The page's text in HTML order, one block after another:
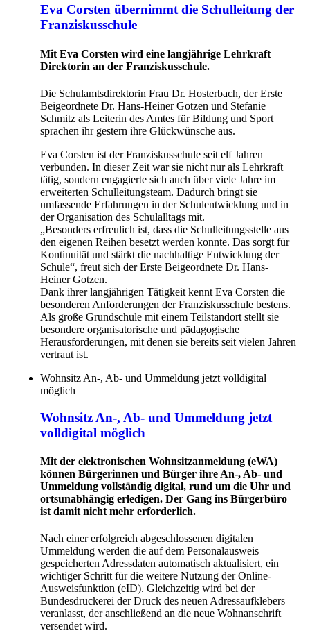
Eva Corsten übernimmt die Schulleitung der
Franziskusschule
Mit Eva Corsten wird eine langjährige Lehrkraft
Direktorin an der Franziskusschule.
Die Schulamtsdirektorin Frau Dr. Hosterbach, der Erste
Beigeordnete Dr. Hans-Heiner Gotzen und Stefanie
Schmitz als Leiterin des Amtes für Bildung und Sport
sprachen ihr gestern ihre Glückwünsche aus.
Eva Corsten ist der Franziskusschule seit elf Jahren
verbunden. In dieser Zeit war sie nicht nur als Lehrkraft
tätig, sondern engagierte sich auch über viele Jahre im
erweiterten Schulleitungsteam. Dadurch bringt sie
umfassende Erfahrungen in der Schulentwicklung und in
der Organisation des Schulalltags mit.
„Besonders erfreulich ist, dass die Schulleitungsstelle aus
den eigenen Reihen besetzt werden konnte. Das sorgt für
Kontinuität und stärkt die nachhaltige Entwicklung der
Schule“, freut sich der Erste Beigeordnete Dr. Hans-
Heiner Gotzen.
Dank ihrer langjährigen Tätigkeit kennt Eva Corsten die
besonderen Anforderungen der Franziskusschule bestens.
Als große Grundschule mit einem Teilstandort stellt sie
besondere organisatorische und pädagogische
Herausforderungen, mit denen sie bereits seit vielen Jahren
vertraut ist.
Wohnsitz An-, Ab- und Ummeldung jetzt volldigital
möglich
Wohnsitz An-, Ab- und Ummeldung jetzt
volldigital möglich
Mit der elektronischen Wohnsitzanmeldung (eWA)
können Bürgerinnen und Bürger ihre An-, Ab- und
Ummeldung vollständig digital, rund um die Uhr und
ortsunabhängig erledigen. Der Gang ins Bürgerbüro
ist damit nicht mehr erforderlich.
Nach einer erfolgreich abgeschlossenen digitalen
Ummeldung werden die auf dem Personalausweis
gespeicherten Adressdaten automatisch aktualisiert, ein
wichtiger Schritt für die weitere Nutzung der Online-
Ausweisfunktion (eID). Gleichzeitig wird bei der
Bundesdruckerei der Druck des neuen Adressaufklebers
veranlasst, der anschließend an die neue Wohnanschrift
versendet wird.